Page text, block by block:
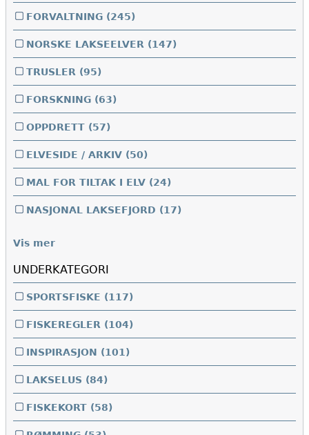
FORVALTNING (245)
NORSKE LAKSEELVER (147)
TRUSLER (95)
FORSKNING (63)
OPPDRETT (57)
ELVESIDE / ARKIV (50)
MAL FOR TILTAK I ELV (24)
NASJONAL LAKSEFJORD (17)
Vis mer
UNDERKATEGORI
SPORTSFISKE (117)
FISKEREGLER (104)
INSPIRASJON (101)
LAKSELUS (84)
FISKEKORT (58)